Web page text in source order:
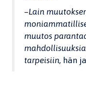
–Lain
muutos
tarpeisiin, hän